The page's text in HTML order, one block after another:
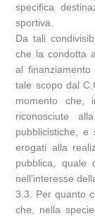
specifica
sportiva.
Da tali
che la condotta
al finanziamento
tale scopo dal
momento che,
riconosciute
pubblicistiche, e
erogati alla
pubblica, quale
nell’interesse
3.3. Per quanto
che, nella